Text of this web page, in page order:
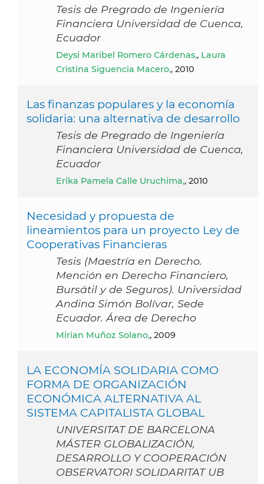
Tesis de Pregrado de Ingeniería
Financiera Universidad de Cuenca,
Ecuador
Deysi Maribel Romero Cárdenas,, Laura
Cristina Siguencia Macero,, 2010
Las finanzas populares y la economía
solidaria: una alternativa de desarrollo
Tesis de Pregrado de Ingeniería
Financiera Universidad de Cuenca,
Ecuador
Erika Pamela Calle Uruchima,, 2010
Necesidad y propuesta de
lineamientos para un proyecto Ley de
Cooperativas Financieras
Tesis (Maestría en Derecho.
Mención en Derecho Financiero,
Bursátil y de Seguros). Universidad
Andina Simón Bolívar, Sede
Ecuador. Área de Derecho
Mirian Muñoz Solano,, 2009
LA ECONOMÍA SOLIDARIA COMO
FORMA DE ORGANIZACIÓN
ECONÓMICA ALTERNATIVA AL
SISTEMA CAPITALISTA GLOBAL
UNIVERSITAT DE BARCELONA
MÁSTER GLOBALIZACIÓN,
DESARROLLO Y COOPERACIÓN
OBSERVATORI SOLIDARITAT UB